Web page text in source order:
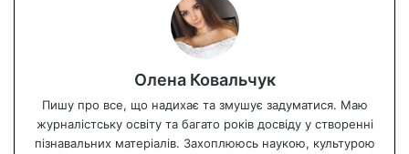
Олена Ковальчук
Пишу про все, що надихає та змушує задуматися. Маю
журналістську освіту та багато років досвіду у створенні
пізнавальних матеріалів. Захоплююсь наукою, культурою